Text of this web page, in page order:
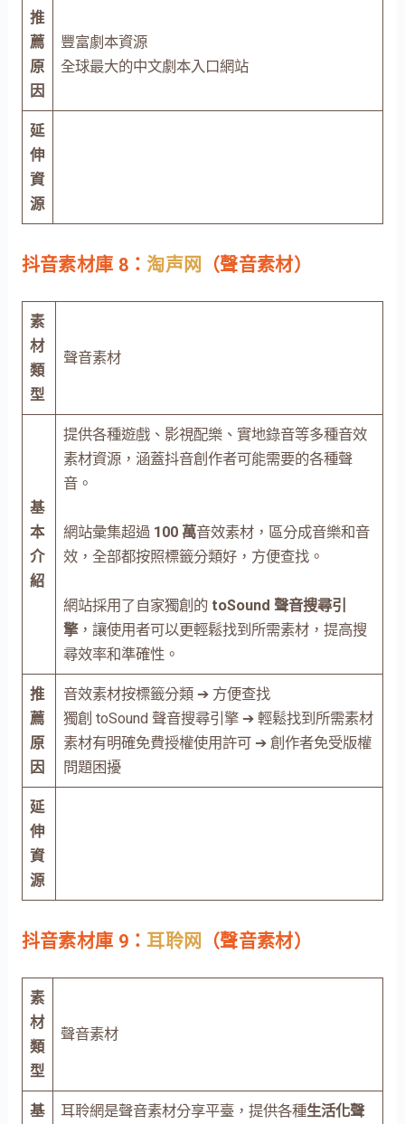
推
薦
原
因
豐富劇本資源
全球最大的中文劇本入口網站
延
伸
資
源
抖音素材庫 8：淘声网 （聲音素材）
素
材
類
型
聲音素材
基
本
介
紹
提供各種遊戲、影視配樂、實地錄音等多種音效
素材資源，涵蓋抖音創作者可能需要的各種聲
音。
網站彙集超過 100 萬音效素材，區分成音樂和音
效，全部都按照標籤分類好，方便查找。
網站採用了自家獨創的 toSound 聲音搜尋引
擎，讓使用者可以更輕鬆找到所需素材，提高搜
尋效率和準確性。
推
薦
原
因
音效素材按標籤分類 ➔ 方便查找
獨創 toSound 聲音搜尋引擎 ➔ 輕鬆找到所需素材
素材有明確免費授權使用許可 ➔ 創作者免受版權
問題困擾
延
伸
資
源
抖音素材庫 9： 耳聆网 （聲音素材）
素
材
類
型
聲音素材
基 耳聆網是聲音素材分享平臺，提供各種生活化聲